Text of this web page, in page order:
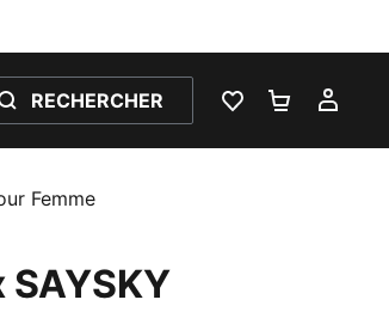
RECHERCHER
LISTE DEPANIER 0
Femme
SAYSKY